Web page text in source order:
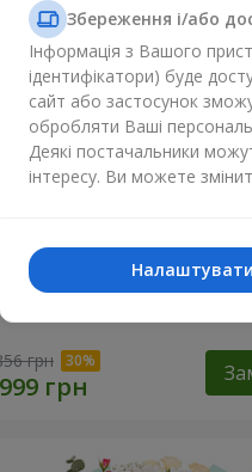
"Квітковий бал"
грн
Збереження і/або
Інформація з Вашого
ідентифікатори) буде
сайт або застосунок
обробляти Ваші
Деякі постачальники
інтересу. Ви можете
Налаштувати